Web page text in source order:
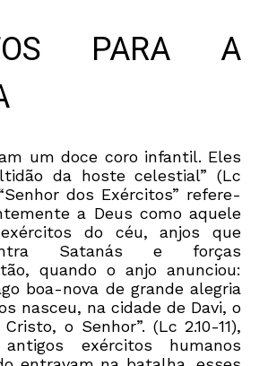
PARA A
um doce coro infantil. Eles
da hoste celestial” (Lc
dos Exércitos” refere-
a Deus como aquele
do céu, anjos que
Satanás e forças
quando o anjo anunciou:
boa-nova de grande alegria
nasceu, na cidade de Davi, o
o Senhor”. (Lc 2.10-11),
exércitos humanos